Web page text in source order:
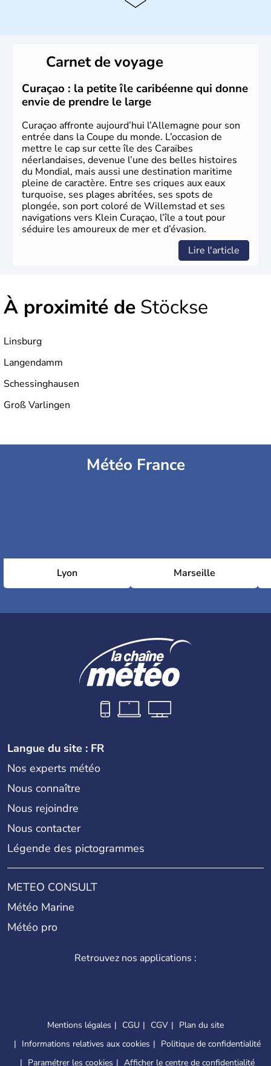
lesquelles bénéficient d'une grande autonomie. Le pays
peut se targuer de grands noms qu'il a vu naître dans tous
les domaines, des arts à la politique en passant par la
philosophie. Hertz, Gutenberg, Heidegger, Thomas Mann,
Herman Hesse ou bien Hegel en font partie.
Carnet de voyage
Curaçao : la petite île caribéenne qui donne
envie de prendre le large
Curaçao affronte aujourd’hui l’Allemagne pour son
entrée dans la Coupe du monde. L’occasion de
mettre le cap sur cette île des Caraïbes
néerlandaises, devenue l’une des belles histoires
du Mondial, mais aussi une destination maritime
pleine de caractère. Entre ses criques aux eaux
turquoise, ses plages abritées, ses spots de
plongée, son port coloré de Willemstad et ses
navigations vers Klein Curaçao, l’île a tout pour
séduire les amoureux de mer et d’évasion.
Lire l'article
À proximité de Stöckse
Linsburg
Langendamm
Schessinghausen
Groß Varlingen
Météo France
Lyon Marseille
Langue du site : FR
Nos experts météo
Nous connaître
Nous rejoindre
Nous contacter
Légende des pictogrammes
METEO CONSULT
Météo Marine
Météo pro
Retrouvez nos applications :
Mentions légales CGU CGV
Plan du site
Informations relatives aux cookies
Politique de confidentialité
Paramétrer les cookies
Afficher le centre de confidentialité